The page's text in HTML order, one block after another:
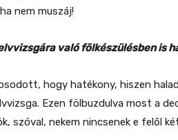
nem muszáj!
való fölkészülésben is
hogy hatékony, hiszen
Ezen fölbuzdulva most a
szóval, nekem nincsenek e felől